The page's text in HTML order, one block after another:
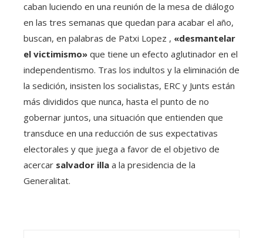
caban luciendo en una reunión de la mesa de diálogo
en las tres semanas que quedan para acabar el año,
buscan, en palabras de Patxi Lopez , «desmantelar
el victimismo» que tiene un efecto aglutinador en el
independentismo. Tras los indultos y la eliminación de
la sedición, insisten los socialistas, ERC y Junts están
más divididos que nunca, hasta el punto de no
gobernar juntos, una situación que entienden que
transduce en una reducción de sus expectativas
electorales y que juega a favor de el objetivo de
acercar salvador illa a la presidencia de la
Generalitat.